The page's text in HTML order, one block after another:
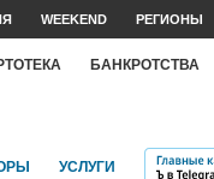
WEEKEND РЕГИОНЫ
БАНКРОТСТВА
УСЛУГИ